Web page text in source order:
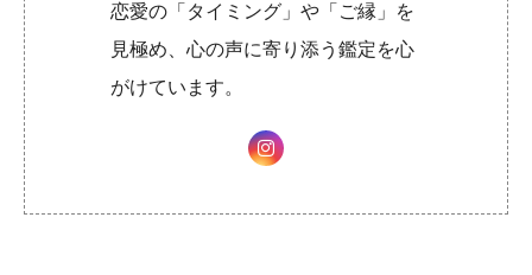
恋愛の「タイミング」や「ご縁」を
見極め、心の声に寄り添う鑑定を心
がけています。